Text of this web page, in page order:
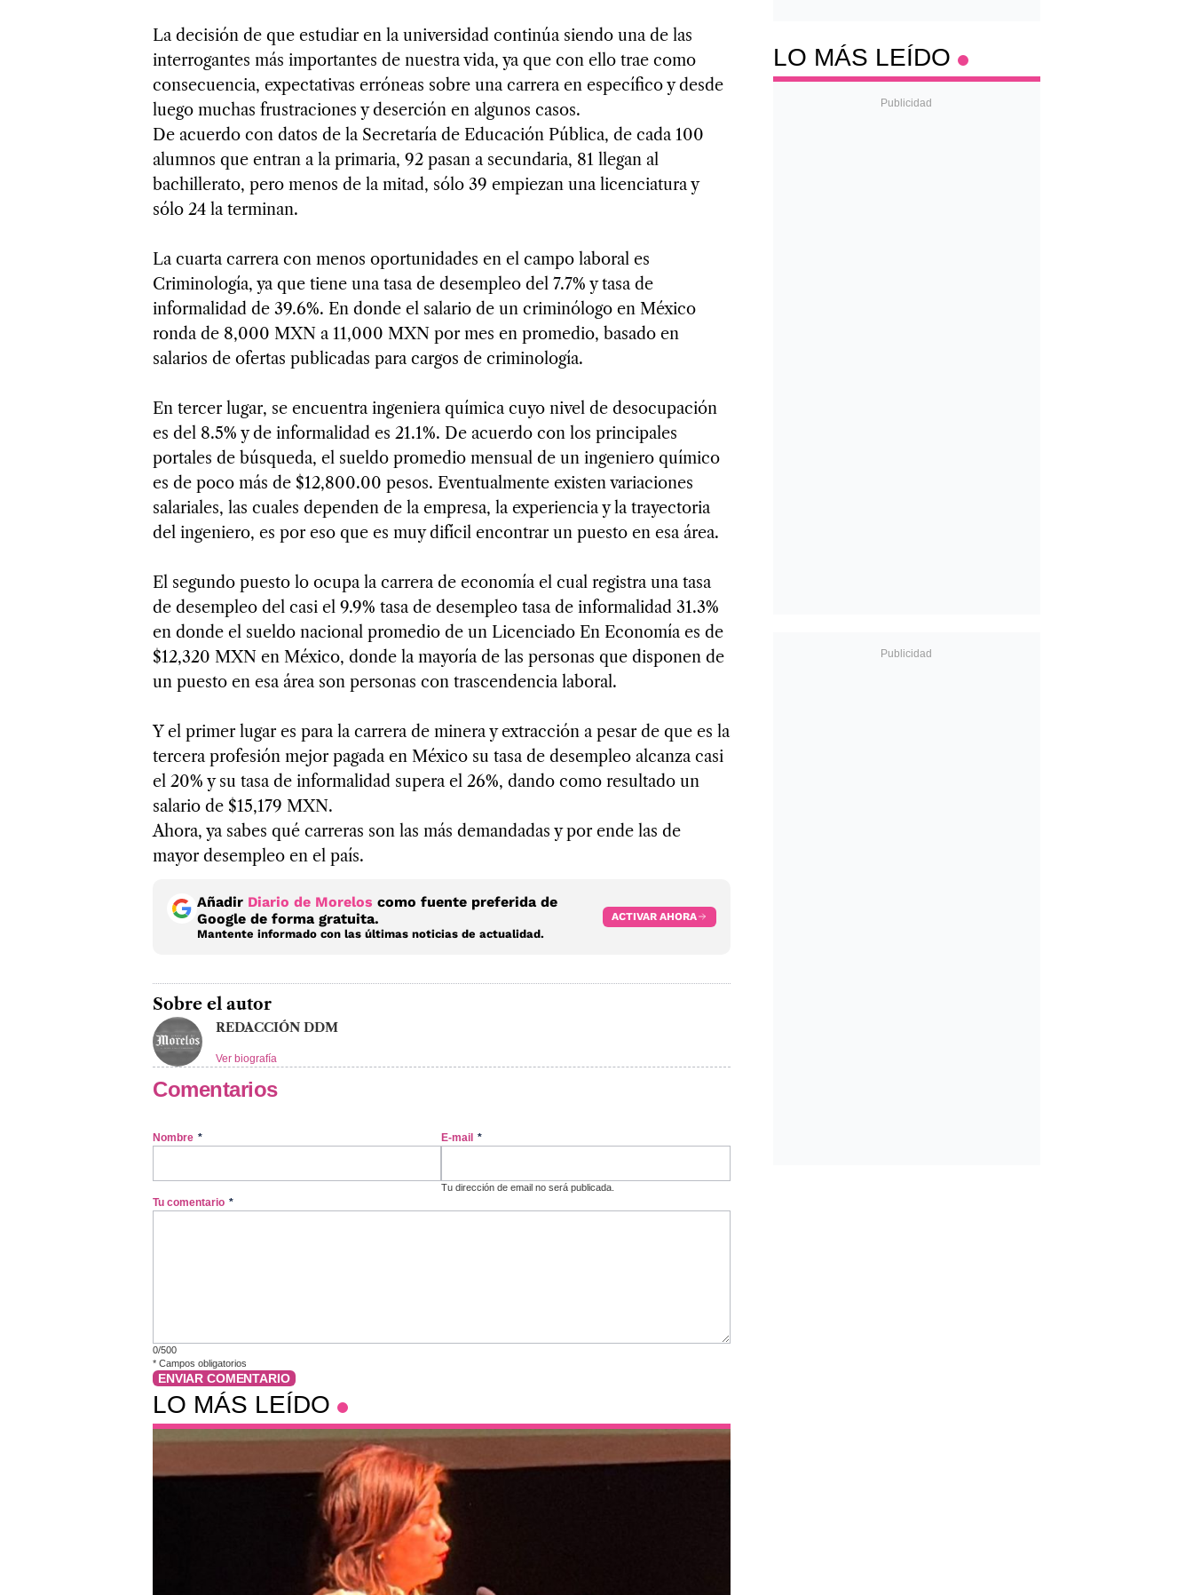
La decisión de que estudiar en la universidad continúa siendo una de las
interrogantes más importantes de nuestra vida, ya que con ello trae como
consecuencia, expectativas erróneas sobre una carrera en específico y desde
luego muchas frustraciones y deserción en algunos casos.
De acuerdo con datos de la Secretaría de Educación Pública, de cada 100
alumnos que entran a la primaria, 92 pasan a secundaria, 81 llegan al
bachillerato, pero menos de la mitad, sólo 39 empiezan una licenciatura y
sólo 24 la terminan.
La cuarta carrera con menos oportunidades en el campo laboral es
Criminología, ya que tiene una tasa de desempleo del 7.7% y tasa de
informalidad de 39.6%. En donde el salario de un criminólogo en México
ronda de 8,000 MXN a 11,000 MXN por mes en promedio, basado en
salarios de ofertas publicadas para cargos de criminología.
En tercer lugar, se encuentra ingeniera química cuyo nivel de desocupación
es del 8.5% y de informalidad es 21.1%. De acuerdo con los principales
portales de búsqueda, el sueldo promedio mensual de un ingeniero químico
es de poco más de $12,800.00 pesos. Eventualmente existen variaciones
salariales, las cuales dependen de la empresa, la experiencia y la trayectoria
del ingeniero, es por eso que es muy difícil encontrar un puesto en esa área.
El segundo puesto lo ocupa la carrera de economía el cual registra una tasa
de desempleo del casi el 9.9% tasa de desempleo tasa de informalidad 31.3%
en donde el sueldo nacional promedio de un Licenciado En Economía es de
$12,320 MXN en México, donde la mayoría de las personas que disponen de
un puesto en esa área son personas con trascendencia laboral.
Y el primer lugar es para la carrera de minera y extracción a pesar de que es la
tercera profesión mejor pagada en México su tasa de desempleo alcanza casi
el 20% y su tasa de informalidad supera el 26%, dando como resultado un
salario de $15,179 MXN.
Ahora, ya sabes qué carreras son las más demandadas y por ende las de
mayor desempleo en el país.
Añadir Diario de Morelos como fuente preferida de
Google de forma gratuita.
Mantente informado con las últimas noticias de actualidad.
ACTIVAR AHORA
Sobre el autor
REDACCIÓN DDM
Ver biografía
Comentarios
Nombre * E-mail *
Tu dirección de email no será publicada.
Tu comentario *
0/500
* Campos obligatorios
ENVIAR COMENTARIO
LO MÁS LEÍDO
LO MÁS LEÍDO